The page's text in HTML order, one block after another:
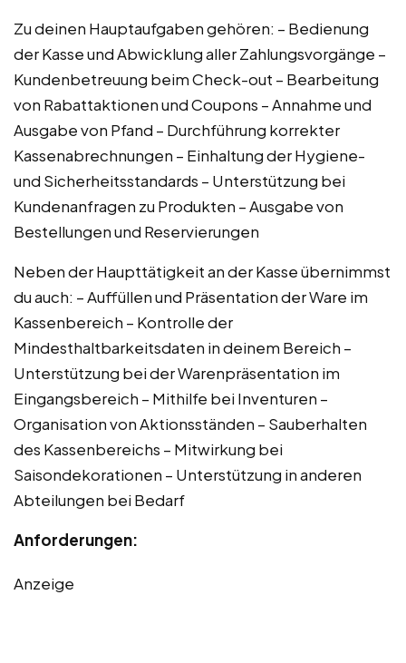
Zu deinen Hauptaufgaben gehören: – Bedienung
der Kasse und Abwicklung aller Zahlungsvorgänge –
Kundenbetreuung beim Check-out – Bearbeitung
von Rabattaktionen und Coupons – Annahme und
Ausgabe von Pfand – Durchführung korrekter
Kassenabrechnungen – Einhaltung der Hygiene-
und Sicherheitsstandards – Unterstützung bei
Kundenanfragen zu Produkten – Ausgabe von
Bestellungen und Reservierungen
Neben der Haupttätigkeit an der Kasse übernimmst
du auch: – Auffüllen und Präsentation der Ware im
Kassenbereich – Kontrolle der
Mindesthaltbarkeitsdaten in deinem Bereich –
Unterstützung bei der Warenpräsentation im
Eingangsbereich – Mithilfe bei Inventuren –
Organisation von Aktionsständen – Sauberhalten
des Kassenbereichs – Mitwirkung bei
Saisondekorationen – Unterstützung in anderen
Abteilungen bei Bedarf
Anforderungen:
Anzeige